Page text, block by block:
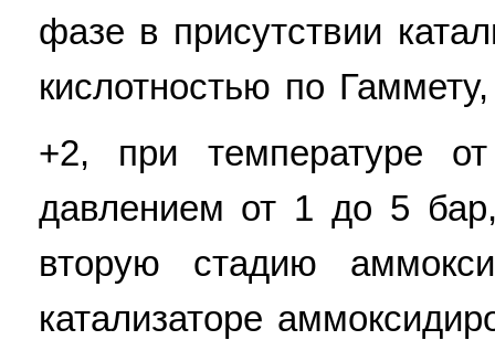
фазе в присутствии
кислотностью по
+2, при температуре
давлением от 1 до 5
вторую стадию
катализаторе